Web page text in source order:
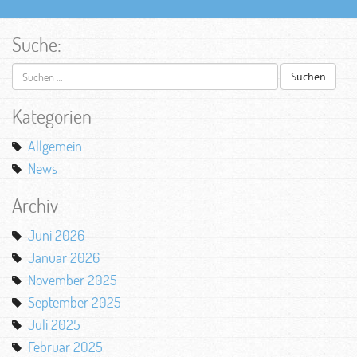
Suche:
Suchen
nach:
Kategorien
Allgemein
News
Archiv
Juni 2026
Januar 2026
November 2025
September 2025
Juli 2025
Februar 2025